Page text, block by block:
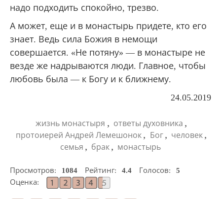
надо подходить спокойно, трезво.
А может, еще и в монастырь придете, кто его
знает. Ведь сила Божия в немощи
совершается. «Не потяну» — в монастыре не
везде же надрываются люди. Главное, чтобы
любовь была — к Богу и к ближнему.
24.05.2019
жизнь монастыря , ответы духовника ,
протоиерей Андрей Лемешонок , Бог , человек ,
семья , брак , монастырь
Просмотров: 1084 Рейтинг: 4.4 Голосов:
5
Оценка: